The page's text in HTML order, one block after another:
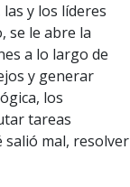
y los líderes
se le abre la
a lo largo de
y generar
los
tareas
salió mal, resolver